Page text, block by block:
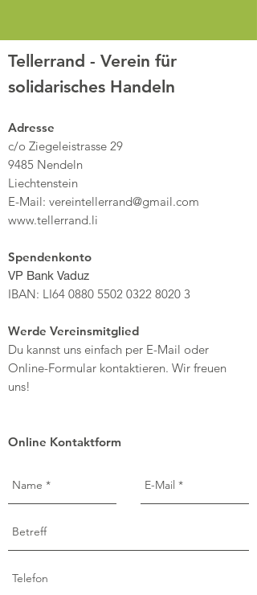
Tellerrand - Verein für
solidarisches Handeln
Adresse
c/o Ziegeleistrasse 29
9485 Nendeln
Liechtenstein
E-Mail: vereintellerrand@gmail.com
www.tellerrand.li
Spendenkonto
VP Bank Vaduz
IBAN: LI64 0880 5502 0322 8020 3
Werde Vereinsmitglied
Du kannst uns einfach per E-Mail oder
Online-Formular kontaktieren. Wir freuen
uns!
Online Kontaktform